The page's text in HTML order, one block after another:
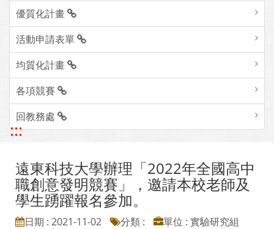
優質化計畫
活動申請表單
均質化計畫
各項競賽
回教務處
:::
遠東科技大學辦理「2022年全國高中
職創意發明競賽」，邀請本校老師及
學生踴躍報名參加。
日期 : 2021-11-02 分類 :
單位 : 實驗研究組